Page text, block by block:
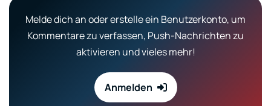
Melde dich an oder erstelle ein Benutzerkonto, um
Kommentare zu verfassen, Push-Nachrichten zu
aktivieren und vieles mehr!
Anmelden